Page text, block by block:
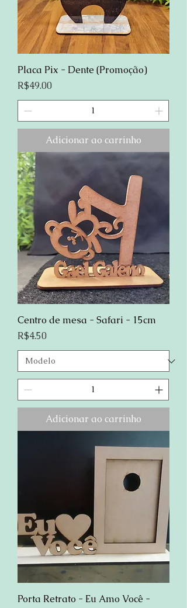
Placa Pix - Dente (Promoção)
Preço
R$49.00
Adicionar ao carrinho
Centro de mesa - Safari - 15cm
Preço
R$4.50
Adicionar ao carrinho
Porta Retrato - Eu Amo Você -